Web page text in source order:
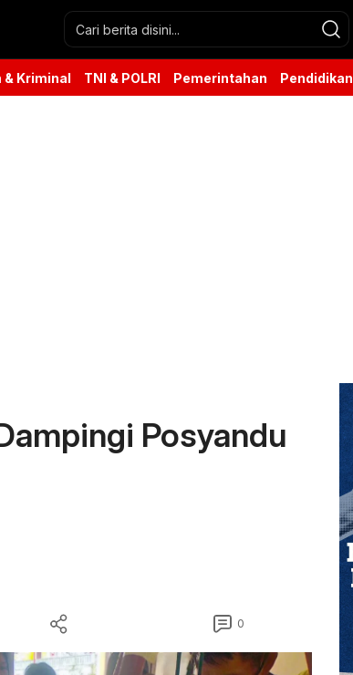
& Kriminal TNI & POLRI Pemerintahan Pendidikan
Posyandu
0